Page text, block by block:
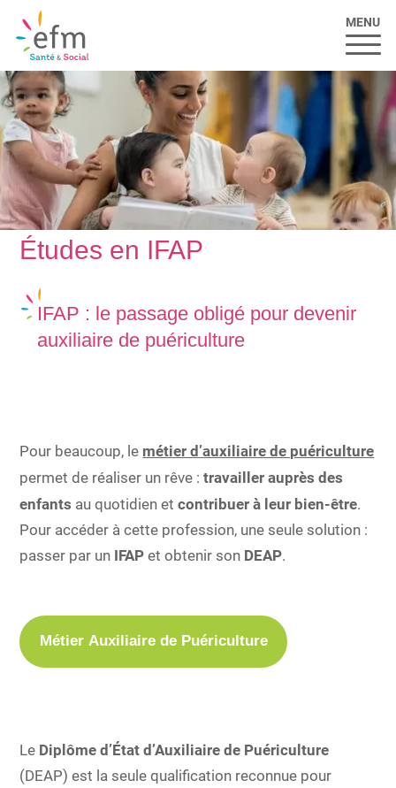
MENU
Études en IFAP
IFAP : le passage obligé pour devenir
auxiliaire de puériculture
Pour beaucoup, le métier d’auxiliaire de puériculture
permet de réaliser un rêve :travailler auprès des
enfants au quotidien etcontribuer à leur bien-être.
Pour accéder à cette profession, une seule solution :
passer par un IFAPet obtenir son DEAP.
Métier Auxiliaire de Puériculture
Le Diplôme d’État d’Auxiliaire de Puériculture
(DEAP) est la seule qualification reconnue pour